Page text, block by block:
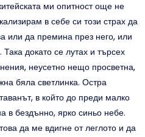
ми опитност още не
в себе си този страх да
или да премина през него, или
докато се лутах и търсех
неусетно нещо просветна,
бяла светлинка. Остра
в който до преди малко
в бездънно, ярко синьо небе.
да ме вдигне от леглото и да